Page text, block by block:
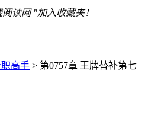
读网 "加入收藏夹！
高手 > 第0757章 王牌替补第七